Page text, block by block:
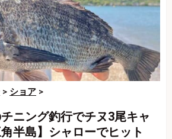
> ショア >
ニング釣行でチヌ3尾キャ
半島】シャローでヒット